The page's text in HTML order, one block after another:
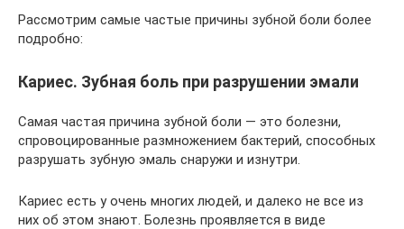
Рассмотрим самые частые причины зубной боли более
подробно:
Кариес. Зубная боль при разрушении эмали
Самая частая причина зубной боли — это болезни,
спровоцированные размножением бактерий, способных
разрушать зубную эмаль снаружи и изнутри.
Кариес есть у очень многих людей, и далеко не все из
них об этом знают. Болезнь проявляется в виде